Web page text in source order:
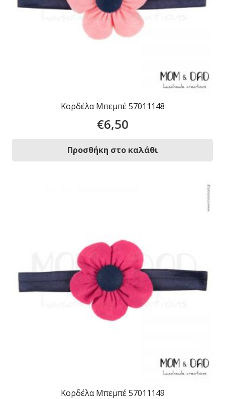
Κορδέλα Μπεμπέ 57011148
€6,50
Προσθήκη στο καλάθι
Κορδέλα Μπεμπέ 57011149